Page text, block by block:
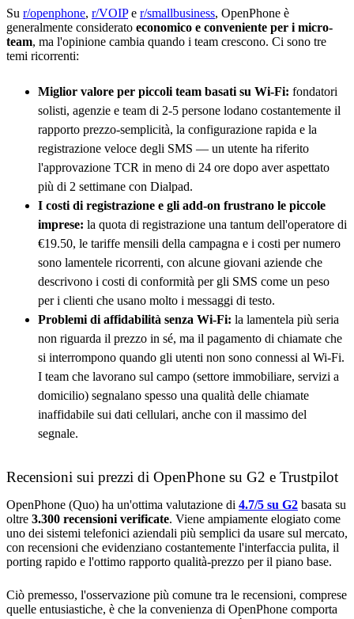
Su r/openphone, r/VOIPe r/smallbusiness, OpenPhone è
generalmente considerato economico e conveniente per i micro-
team, ma l'opinione cambia quando i team crescono. Ci sono tre
temi ricorrenti:
Miglior valore per piccoli team basati su Wi-Fi: fondatori
solisti, agenzie e team di 2-5 persone lodano costantemente il
rapporto prezzo-semplicità, la configurazione rapida e la
registrazione veloce degli SMS — un utente ha riferito
l'approvazione TCR in meno di 24 ore dopo aver aspettato
più di 2 settimane con Dialpad.
I costi di registrazione e gli add-on frustrano le piccole
imprese: la quota di registrazione una tantum dell'operatore di
€19.50, le tariffe mensili della campagna e i costi per numero
sono lamentele ricorrenti, con alcune giovani aziende che
descrivono i costi di conformità per gli SMS come un peso
per i clienti che usano molto i messaggi di testo.
Problemi di affidabilità senza Wi-Fi: la lamentela più seria
non riguarda il prezzo in sé, ma il pagamento di chiamate che
si interrompono quando gli utenti non sono connessi al Wi-Fi.
I team che lavorano sul campo (settore immobiliare, servizi a
domicilio) segnalano spesso una qualità delle chiamate
inaffidabile sui dati cellulari, anche con il massimo del
segnale.
Recensioni sui prezzi di OpenPhone su G2 e Trustpilot
OpenPhone (Quo) ha un'ottima valutazione di 4.7/5 su G2 basata su
oltre 3.300 recensioni verificate. Viene ampiamente elogiato come
uno dei sistemi telefonici aziendali più semplici da usare sul mercato,
con recensioni che evidenziano costantemente l'interfaccia pulita, il
porting rapido e l'ottimo rapporto qualità-prezzo per il piano base.
Ciò premesso, l'osservazione più comune tra le recensioni, comprese
quelle entusiastiche, è che la convenienza di OpenPhone comporta